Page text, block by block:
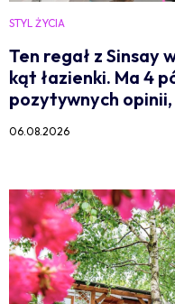
STYL ŻYCIA
Ten regał z Sinsay
kąt łazienki. Ma 4
pozytywnych
06.08.2026